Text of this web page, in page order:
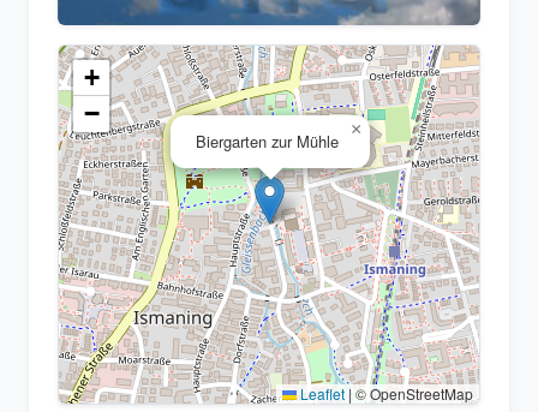
Biergarten zur Mühle
×
+
−
Leaflet |© OpenStreetMap